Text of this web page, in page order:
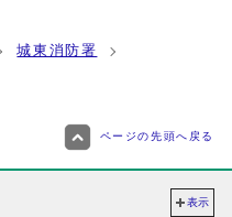
城東消防署
ページの先頭へ戻る
表示